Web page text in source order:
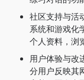
社区支持与活
系统和游戏化
个人资料，浏
用户体验与改
分用户反映其